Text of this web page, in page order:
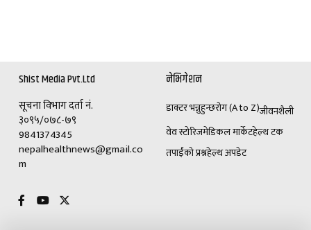
Shist Media Pvt.Ltd
सूचना विभाग दर्ता नं.
३०९५/०७८-७९
9841374345
nepalhealthnews@gmail.co
m
नेभिगेशन
डाक्टर भन्नुहुन्छरोग (A to Z)जीवनशैली
वेव स्टोरिजमेडिकल मार्केटहेल्थ टक
तपाईंको प्रश्नहेल्थ अपडेट